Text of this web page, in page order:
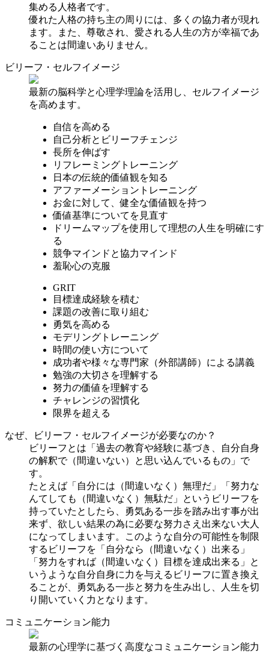
集める人格者です。
優れた人格の持ち主の周りには、多くの協力者が現れ
ます。また、尊敬され、愛される人生の方が幸福であ
ることは間違いありません。
ビリーフ・ セルフイメージ
最新の脳科学と心理学理論を活用し、セルフイメージ
を高めます。
自信を高める
自己分析とビリーフチェンジ
長所を伸ばす
リフレーミングトレーニング
日本の伝統的価値観を知る
アファーメーショントレーニング
お金に対して、健全な価値観を持つ
価値基準についてを見直す
ドリームマップを使用して理想の人生を明確にす
る
競争マインドと協力マインド
羞恥心の克服
GRIT
目標達成経験を積む
課題の改善に取り組む
勇気を高める
モデリングトレーニング
時間の使い方について
成功者や様々な専門家（外部講師）による講義
勉強の大切さを理解する
努力の価値を理解する
チャレンジの習慣化
限界を超える
なぜ、ビリーフ・セルフイメージが必要なのか？
ビリーフとは「過去の教育や経験に基づき、自分自身
の解釈で（間違いない）と思い込んでいるもの」で
す。
たとえば「自分には（間違いなく）無理だ」「努力な
んてしても（間違いなく）無駄だ」というビリーフを
持っていたとしたら、勇気ある一歩を踏み出す事が出
来ず、欲しい結果の為に必要な努力さえ出来ない大人
になってしまいます。このような自分の可能性を制限
するビリーフを「自分なら（間違いなく）出来る」
「努力をすれば（間違いなく）目標を達成出来る」と
いうような自分自身に力を与えるビリーフに置き換え
ることが、勇気ある一歩と努力を生み出し、人生を切
り開いていく力となります。
コミュニケーション能力
最新の心理学に基づく高度なコミュニケーション能力